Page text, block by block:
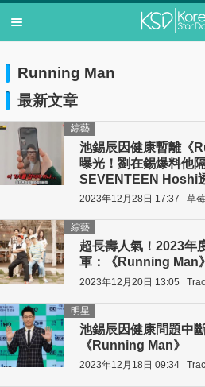
Running Man
最新文章
池錫辰因健康暫離《
曝光！劉在錫爆料他
SEVENTEEN Hoshi
綜藝
2023年12月28日 17:37 草莓
超長壽人氣！2023年
軍：《Running Man》
綜藝
2023年12月20日 13:05
池錫辰因健康問題中
《Running Man》
明星
2023年12月18日 09:34